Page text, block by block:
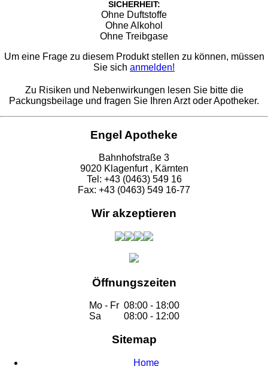
SICHERHEIT:
Ohne Duftstoffe
Ohne Alkohol
Ohne Treibgase
Um eine Frage zu diesem Produkt stellen zu können, müssen
Sie sich anmelden!
Zu Risiken und Nebenwirkungen lesen Sie bitte die
Packungsbeilage und fragen Sie Ihren Arzt oder Apotheker.
Engel Apotheke
Bahnhofstraße 3
9020 Klagenfurt , Kärnten
Tel: +43 (0463) 549 16
Fax: +43 (0463) 549 16-77
Wir akzeptieren
Öffnungszeiten
Mo - Fr 08:00 - 18:00
Sa
08:00 - 12:00
Sitemap
Home